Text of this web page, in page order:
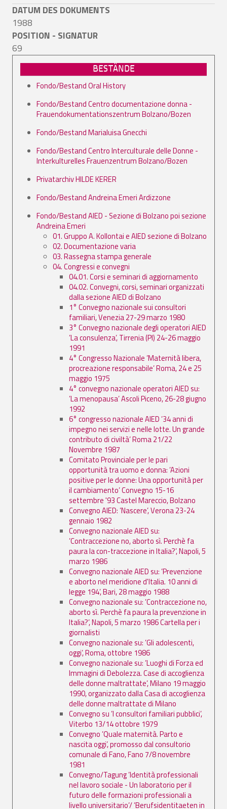
DATUM DES DOKUMENTS
1988
POSITION - SIGNATUR
69
BESTÄNDE
Fondo/Bestand Oral History
Fondo/Bestand Centro documentazione donna -
Frauendokumentationszentrum Bolzano/Bozen
Fondo/Bestand Marialuisa Gnecchi
Fondo/Bestand Centro Interculturale delle Donne -
Interkulturelles Frauenzentrum Bolzano/Bozen
Privatarchiv HILDE KERER
Fondo/Bestand Andreina Emeri Ardizzone
Fondo/Bestand AIED - Sezione di Bolzano poi sezione
Andreina Emeri
01. Gruppo A. Kollontai e AIED sezione di Bolzano
02. Documentazione varia
03. Rassegna stampa generale
04. Congressi e convegni
04.01. Corsi e seminari di aggiornamento
04.02. Convegni, corsi, seminari organizzati
dalla sezione AIED di Bolzano
1° Convegno nazionale sui consultori
familiari, Venezia 27-29 marzo 1980
3° Convegno nazionale degli operatori AIED
’La consulenza’, Tirrenia (PI) 24-26 maggio
1991
4° Congresso Nazionale ’Maternità libera,
procreazione responsabile’ Roma, 24 e 25
maggio 1975
4° convegno nazionale operatori AIED su:
’La menopausa’ Ascoli Piceno, 26-28 giugno
1992
6° congresso nazionale AIED ’34 anni di
impegno nei servizi e nelle lotte. Un grande
contributo di civiltà’ Roma 21/22
Novembre 1987
Comitato Provinciale per le pari
opportunità tra uomo e donna: ’Azioni
positive per le donne: Una opportunità per
il cambiamento’ Convegno 15-16
settembre '93 Castel Mareccio, Bolzano
Convegno AIED: ’Nascere’, Verona 23-24
gennaio 1982
Convegno nazionale AIED su:
’Contraccezione no, aborto sì. Perchè fa
paura la con-traccezione in Italia?’, Napoli, 5
marzo 1986
Convegno nazionale AIED su: ’Prevenzione
e aborto nel meridione d'Italia. 10 anni di
legge 194’, Bari, 28 maggio 1988
Convegno nazionale su: ’Contraccezione no,
aborto sì. Perchè fa paura la prevenzione in
Italia?’, Napoli, 5 marzo 1986 Cartella per i
giornalisti
Convegno nazionale su: ’Gli adolescenti,
oggi’, Roma, ottobre 1986
Convegno nazionale su: ’Luoghi di Forza ed
Immagini di Debolezza. Case di accoglienza
delle donne maltrattate’, Milano 19 maggio
1990, organizzato dalla Casa di accoglienza
delle donne maltrattate di Milano
Convegno su ’I consultori familiari pubblici’,
Viterbo 13/14 ottobre 1979
Convegno ’Quale maternità. Parto e
nascita oggi’, promosso dal consultorio
comunale di Fano, Fano 7/8 novembre
1981
Convegno/Tagung ’Identità professionali
nel lavoro sociale - Un laboratorio per il
futuro delle formazioni professionali a
livello universitario’/ ’Berufsidentitaeten in